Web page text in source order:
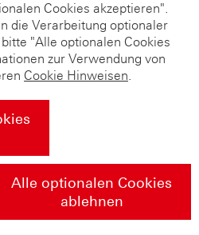
Cookies akzeptieren".
die Verarbeitung optionaler
"Alle optionalen Cookies
zur Verwendung von
Cookie Hinweisen.
Alle optionalen Cookies
ablehnen